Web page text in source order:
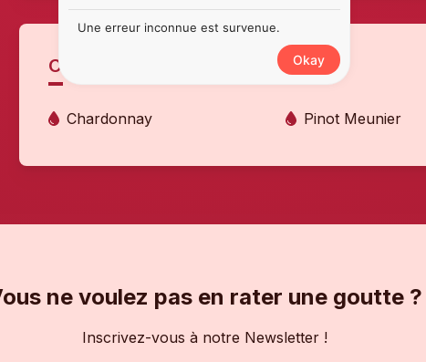
CÉPAGES
Chardonnay Pinot Meunier
ne voulez pas en rater une goutte ?
Inscrivez-vous à notre Newsletter !
Une erreur inconnue est survenue.
Okay